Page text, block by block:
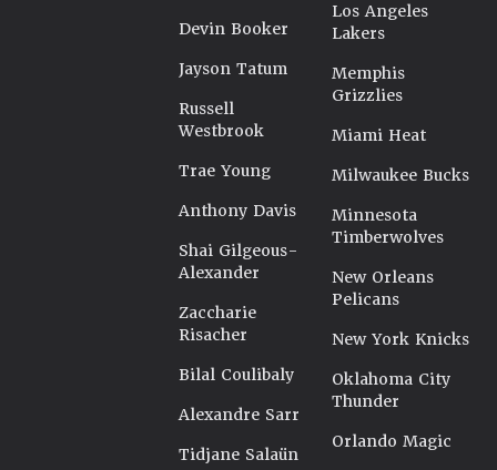
Devin Booker
Jayson Tatum
Russell
Westbrook
Trae Young
Anthony Davis
Shai Gilgeous-
Alexander
Zaccharie
Risacher
Bilal Coulibaly
Alexandre Sarr
Tidjane Salaün
Los Angeles
Lakers
Memphis
Grizzlies
Miami Heat
Milwaukee Bucks
Minnesota
Timberwolves
New Orleans
Pelicans
New York Knicks
Oklahoma City
Thunder
Orlando Magic